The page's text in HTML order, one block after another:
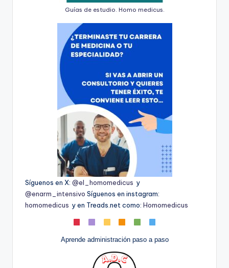
Guías de estudio. Homo medicus.
Síguenos en X: @el_homomedicus y
@enarm_intensivo Síguenos en instagram:
homomedicus y en Treads.net como: Homomedicus
Aprende administración paso a paso